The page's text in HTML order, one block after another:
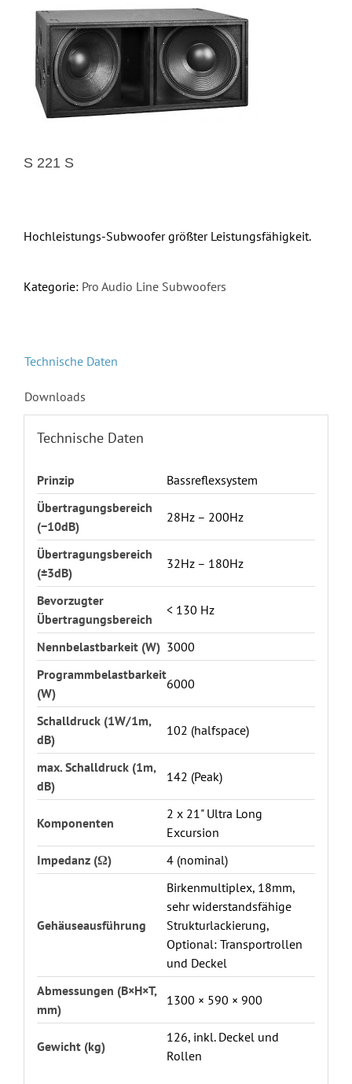
S 221 S
Hochleistungs-Subwoofer größter Leistungsfähigkeit.
Kategorie: Pro Audio Line Subwoofers
Technische Daten
Downloads
Technische Daten
Prinzip
Bassreflexsystem
Übertragungsbereich
(−10dB)
28Hz – 200Hz
Übertragungsbereich
(±3dB)
32Hz – 180Hz
Bevorzugter
Übertragungsbereich
< 130 Hz
Nennbelastbarkeit (W) 3000
Programmbelastbarkeit
(W)
6000
Schalldruck (1W/1m,
dB)
102 (halfspace)
max. Schalldruck (1m,
dB)
142 (Peak)
Komponenten
2 x 21" Ultra Long
Excursion
Impedanz (Ω)
4 (nominal)
Gehäuseausführung
Birkenmultiplex, 18mm,
sehr widerstandsfähige
Strukturlackierung,
Optional: Transportrollen
und Deckel
Abmessungen (B×H×T,
mm)
1300 × 590 × 900
Gewicht (kg)
126, inkl. Deckel und
Rollen